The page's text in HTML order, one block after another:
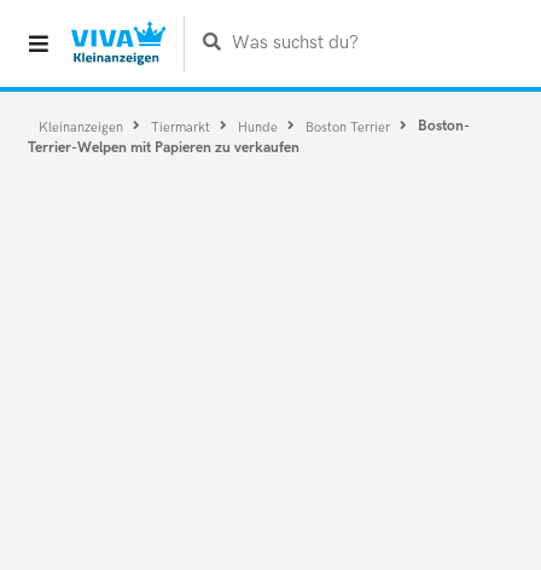
Was suchst du?
Kleinanzeigen Tiermarkt Hunde Boston Terrier
Boston-
Terrier-Welpen mit Papieren zu verkaufen